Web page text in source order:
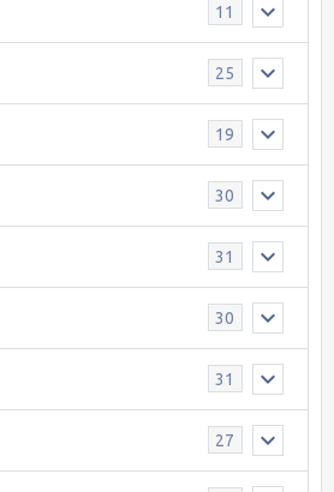
11
25
19
30
31
30
31
27